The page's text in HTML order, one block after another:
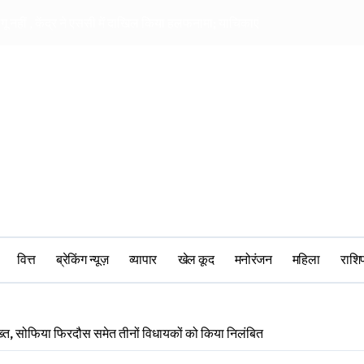
वित्त ब्रेकिंग न्यूज़ व्यापार खेल कूद मनोरंजन महिला
सोफिया फिरदौस समेत तीनों विधायकों को किया निलंबित